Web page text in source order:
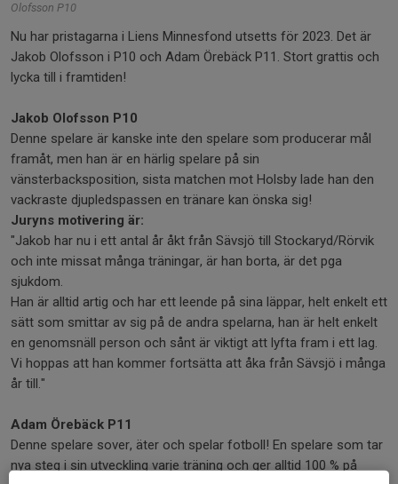
Olofsson P10
Nu har pristagarna i Liens Minnesfond utsetts för 2023. Det är
Jakob Olofsson i P10 och Adam Örebäck P11. Stort grattis och
lycka till i framtiden!
Jakob Olofsson P10
Denne spelare är kanske inte den spelare som producerar mål
framåt, men han är en härlig spelare på sin
vänsterbacksposition, sista matchen mot Holsby lade han den
vackraste djupledspassen en tränare kan önska sig!
Juryns motivering är:
"Jakob har nu i ett antal år åkt från Sävsjö till Stockaryd/Rörvik
och inte missat många träningar, är han borta, är det pga
sjukdom.
Han är alltid artig och har ett leende på sina läppar, helt enkelt ett
sätt som smittar av sig på de andra spelarna, han är helt enkelt
en genomsnäll person och sånt är viktigt att lyfta fram i ett lag.
Vi hoppas att han kommer fortsätta att åka från Sävsjö i många
år till."
Adam Örebäck P11
Denne spelare sover, äter och spelar fotboll! En spelare som tar
nya steg i sin utveckling varje träning och ger alltid 100 % på